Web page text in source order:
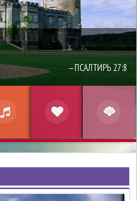
—ПСАЛТИРЬ 27:8